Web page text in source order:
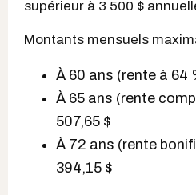
supérieur à 3 500 $
Montants mensuels
À 60 ans (rente à 64
À 65 ans (rente
507,65 $
À 72 ans (rente
394,15 $